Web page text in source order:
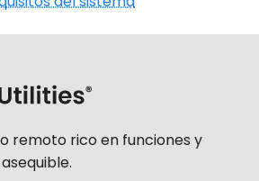
remoto rico en funciones y